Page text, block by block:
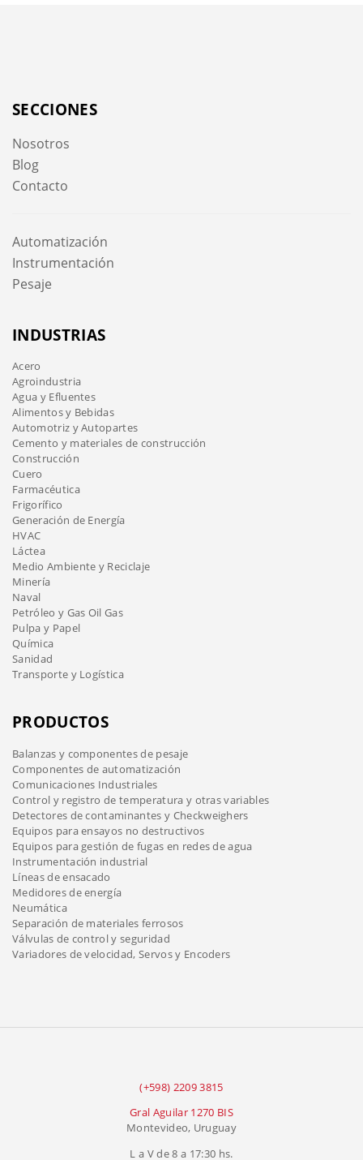
SECCIONES
Nosotros
Blog
Contacto
Automatización
Instrumentación
Pesaje
INDUSTRIAS
Acero
Agroindustria
Agua y Efluentes
Alimentos y Bebidas
Automotriz y Autopartes
Cemento y materiales de construcción
Construcción
Cuero
Farmacéutica
Frigorífico
Generación de Energía
HVAC
Láctea
Medio Ambiente y Reciclaje
Minería
Naval
Petróleo y Gas Oil Gas
Pulpa y Papel
Química
Sanidad
Transporte y Logística
PRODUCTOS
Balanzas y componentes de pesaje
Componentes de automatización
Comunicaciones Industriales
Control y registro de temperatura y otras variables
Detectores de contaminantes y Checkweighers
Equipos para ensayos no destructivos
Equipos para gestión de fugas en redes de agua
Instrumentación industrial
Líneas de ensacado
Medidores de energía
Neumática
Separación de materiales ferrosos
Válvulas de control y seguridad
Variadores de velocidad, Servos y Encoders
(+598) 2209 3815
Gral Aguilar 1270 BIS
Montevideo, Uruguay
L a V de 8 a 17:30 hs.